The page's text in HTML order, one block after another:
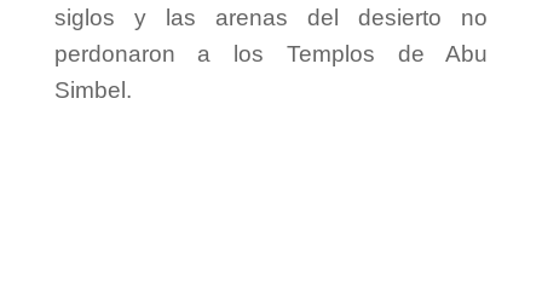
siglos y las arenas del desierto no
perdonaron a los Templos de Abu
Simbel.